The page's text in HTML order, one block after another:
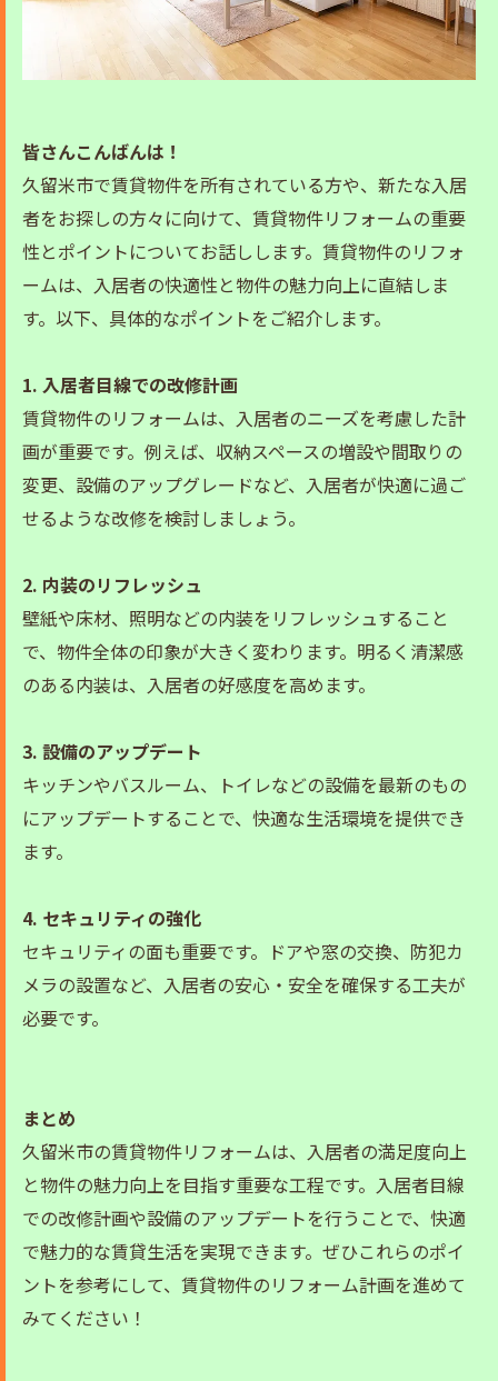
皆さんこんばんは！
久留米市で賃貸物件を所有されている方や、新たな入居
者をお探しの方々に向けて、賃貸物件リフォームの重要
性とポイントについてお話しします。賃貸物件のリフォ
ームは、入居者の快適性と物件の魅力向上に直結しま
す。以下、具体的なポイントをご紹介します。
1. 入居者目線での改修計画
賃貸物件のリフォームは、入居者のニーズを考慮した計
画が重要です。例えば、収納スペースの増設や間取りの
変更、設備のアップグレードなど、入居者が快適に過ご
せるような改修を検討しましょう。
2. 内装のリフレッシュ
壁紙や床材、照明などの内装をリフレッシュすること
で、物件全体の印象が大きく変わります。明るく清潔感
のある内装は、入居者の好感度を高めます。
3. 設備のアップデート
キッチンやバスルーム、トイレなどの設備を最新のもの
にアップデートすることで、快適な生活環境を提供でき
ます。
4. セキュリティの強化
セキュリティの面も重要です。ドアや窓の交換、防犯カ
メラの設置など、入居者の安心・安全を確保する工夫が
必要です。
まとめ
久留米市の賃貸物件リフォームは、入居者の満足度向上
と物件の魅力向上を目指す重要な工程です。入居者目線
での改修計画や設備のアップデートを行うことで、快適
で魅力的な賃貸生活を実現できます。ぜひこれらのポイ
ントを参考にして、賃貸物件のリフォーム計画を進めて
みてください！